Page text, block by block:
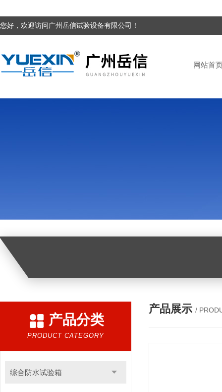
您好，欢迎访问广州岳信试验设备有限公司！
网站首
产品分类
PRODUCT CATEGORY
综合防水试验箱
产品展示 /